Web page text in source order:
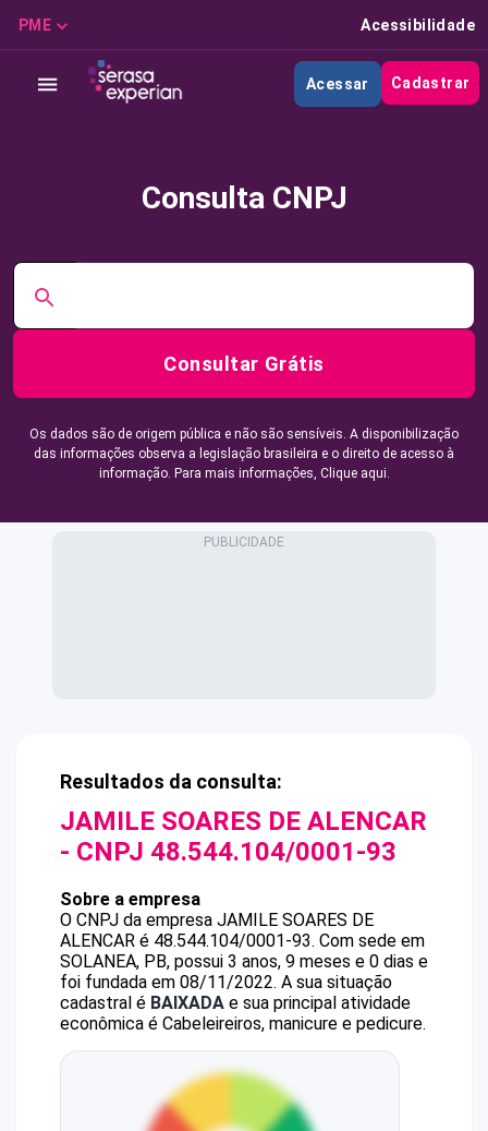
PME Acessibilidade
Acessar Cadastrar
Consulta CNPJ
Consultar Grátis
Os dados são de origem pública e não são sensíveis. A disponibilização
das informações observa a legislação brasileira e o direito de acesso à
informação. Para mais informações, Clique aqui.
Resultados da consulta:
JAMILE SOARES DE ALENCAR
- CNPJ 48.544.104/0001-93
Sobre a empresa
O CNPJ da empresa JAMILE SOARES DE
ALENCAR é 48.544.104/0001-93. Com sede em
SOLANEA, PB, possui 3 anos, 9 meses e 0 dias e
foi fundada em 08/11/2022. A sua situação
cadastral é BAIXADA e sua principal atividade
econômica é Cabeleireiros, manicure e pedicure.